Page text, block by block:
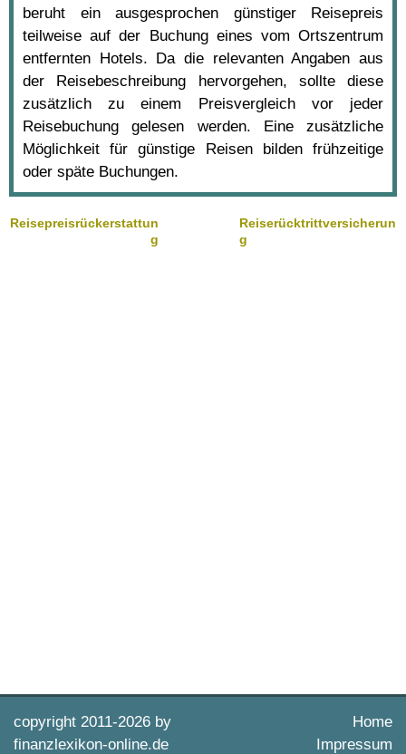
beruht ein ausgesprochen günstiger Reisepreis
teilweise auf der Buchung eines vom Ortszentrum
entfernten Hotels. Da die relevanten Angaben aus
der Reisebeschreibung hervorgehen, sollte diese
zusätzlich zu einem Preisvergleich vor jeder
Reisebuchung gelesen werden. Eine zusätzliche
Möglichkeit für günstige Reisen bilden frühzeitige
oder späte Buchungen.
Reisepreisrückerstattun
g
Reiserücktrittversicherun
g
copyright 2011-2026 by
finanzlexikon-online.de
Home
Impressum